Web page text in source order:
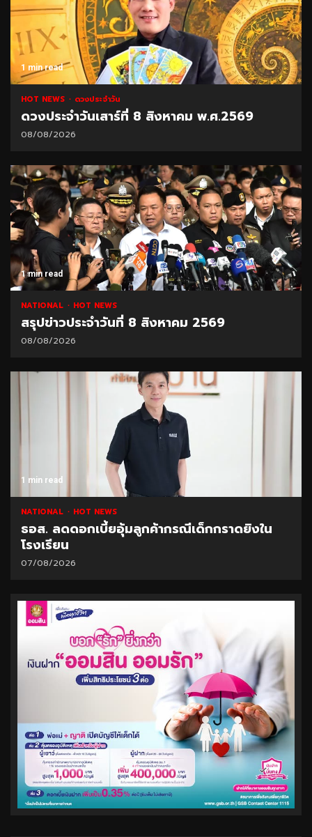
1 min read
HOT NEWS ดวงประจำวัน
ดวงประจำวันเสาร์ที่ 8 สิงหาคม พ.ศ.2569
08/08/2026
1 min read
NATIONAL HOT NEWS
สรุปข่าวประจำวันที่ 8 สิงหาคม 2569
08/08/2026
1 min read
NATIONAL HOT NEWS
ธอส. ลดดอกเบี้ยอุ้มลูกค้ากรณีเด็กกราดยิงใน
โรงเรียน
07/08/2026